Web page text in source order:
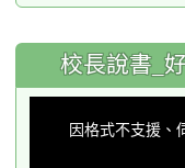
:::
校長說書_
因格式不支援、